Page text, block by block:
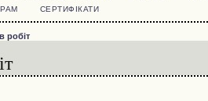
СЕРТИФІКАТИ
робіт